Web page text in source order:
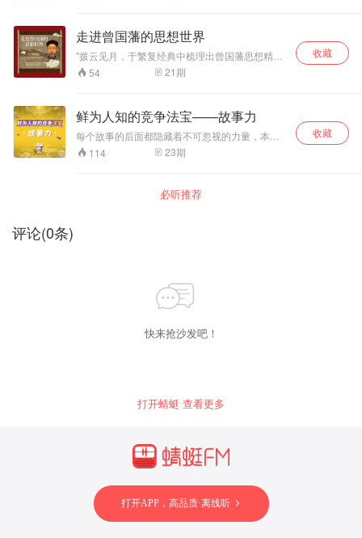
走进曾国藩的思想世界
"拨云见月，于繁复经典中梳理出曾国藩思想精髓
高度提炼，系统阐述，全面展示曾国藩的人生经
验 学习曾国藩的慎独功夫，帮助逆袭人生困境与
54 21期
收藏
鲜为人知的竞争法宝——故事力
每个故事的后面都隐藏着不可忽视的力量，本节
目教你应用故事的力量，培育、提升你的故事
力。专注研究故事30年的刘海涛教授带你走进“故
故事，用故事的魔力助你成为人生赢家。
114 23期
收藏
必听推荐
评论(0条)
快来抢沙发吧！
打开蜻蜓 查看更多
打开APP，高品质·离线听